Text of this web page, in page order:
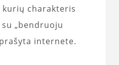
charakteris
„bendruoju
internete.